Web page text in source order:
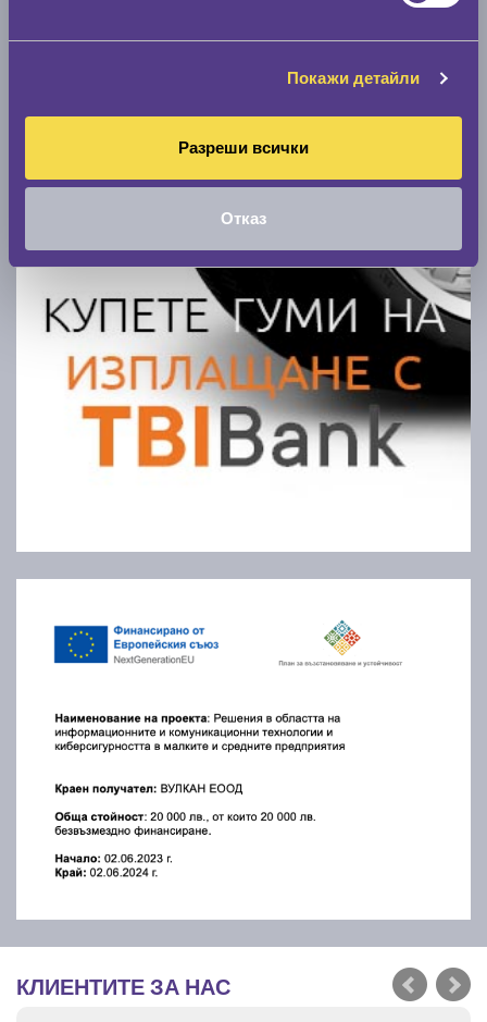
Покажи детайли
Разреши всички
Отказ
КЛИЕНТИТЕ ЗА НАС